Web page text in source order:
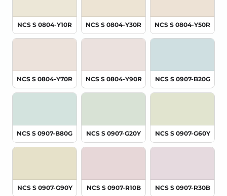
NCS S 0804-Y10R NCS S 0804-Y30R NCS S 0804-Y50R
NCS S 0804-Y70R NCS S 0804-Y90R NCS S 0907-B20G
NCS S 0907-B80G NCS S 0907-G20Y NCS S 0907-G60Y
NCS S 0907-G90Y NCS S 0907-R10B NCS S 0907-R30B